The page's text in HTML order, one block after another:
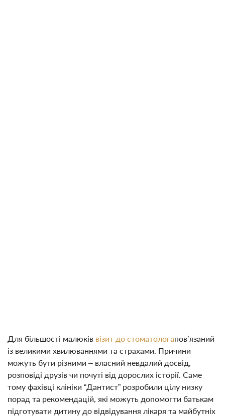
Для більшості малюків візит до стоматологапов’язаний
із великими хвилюваннями та страхами. Причини
можуть бути різними – власний невдалий досвід,
розповіді друзів чи почуті від дорослих історії. Саме
тому фахівці клініки “Дантист” розробили цілу низку
порад та рекомендацій, які можуть допомогти батькам
підготувати дитину до відвідування лікаря та майбутніх